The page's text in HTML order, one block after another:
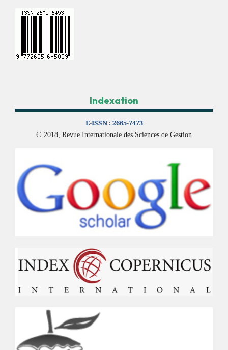
Indexation
E-ISSN : 2665-7473
© 2018, Revue Internationale des Sciences de Gestion